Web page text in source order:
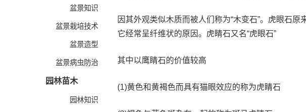
盆景知识
盆景栽培技术
盆景造型
盆景病虫防治
园林苗木
园林知识
因其外观类似木质而被人们称为“木变石”。虎眼石
它经常呈纤维状的原因。虎睛石又名“虎眼石”
其中以鹰睛石的价值较高
(1)黄色和黄褐色而具有猫眼效应的称为虎睛石